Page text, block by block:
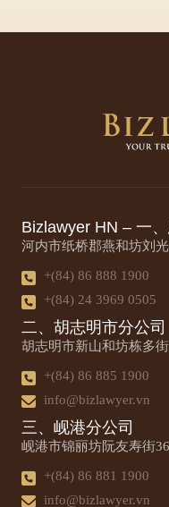
Bizlawyer HN – 一、
河内市纸桥郡燕和坊刘光
+(84) 86 888 1900
+(84) 24 3969 0505
二、胡志明市分公司
胡志明市新山和坊栋多
+(84) 86 885 1900
info@bizlawyer.vn
三、岘港分公司
岘港市锦丽坊阮友寿街
+(84) 86 881 1900
info@bizlawyer.vn